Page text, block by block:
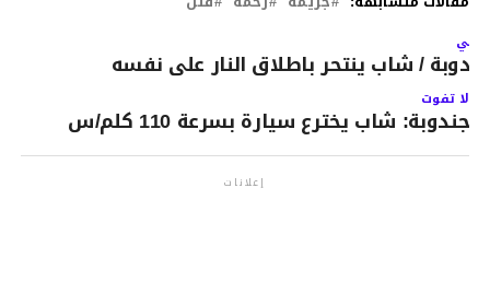
/ شاب ينتحر باطلاق النار على نفسه
لا تفوت
جندوبة: شاب يخترع سيارة بسرعة 110 كلم/س
إعلانات